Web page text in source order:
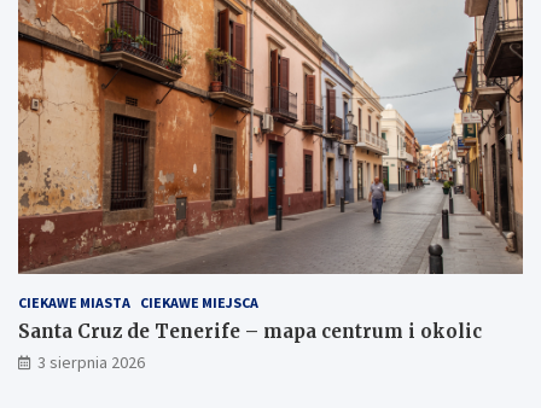
CIEKAWE MIASTA CIEKAWE MIEJSCA
Santa Cruz de Tenerife – mapa centrum i okolic
3 sierpnia 2026